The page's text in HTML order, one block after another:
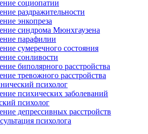
социопатии
раздражительности
энкопреза
синдрома Мюнхгаузена
парафилии
сумеречного состояния
сонливости
биполярного расстройства
тревожного расстройства
психолог
психических заболеваний
психолог
депрессивных расстройств
психолога